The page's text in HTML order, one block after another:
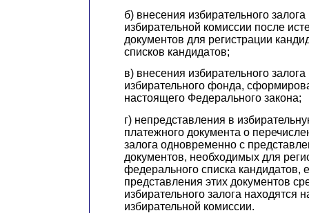
б) внесения избирательного
избирательной комиссии после
документов для регистрации
списков кандидатов;
в) внесения избирательного залога
избирательного фонда,
настоящего Федерального закона;
г) непредставления в
платежного документа о
залога одновременно с
документов, необходимых для
федерального списка кандидатов,
представления этих документов
избирательного залога находятся
избирательной комиссии.